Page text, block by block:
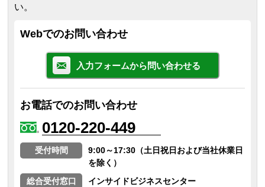
い。
Webでのお問い合わせ
入力フォームから問い合わせる
お電話でのお問い合わせ
0120-220-449
受付時間
9:00～17:30（土日祝日および当社休業日
を除く）
総合受付窓口
インサイドビジネスセンター